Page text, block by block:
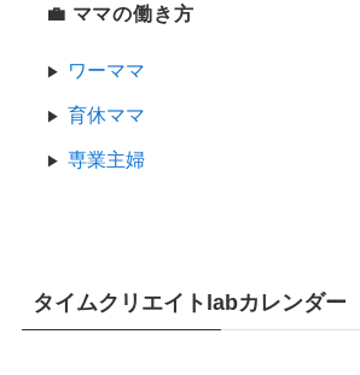
💼 ママの働き方
ワーママ
育休ママ
専業主婦
タイムクリエイトlabカレンダー